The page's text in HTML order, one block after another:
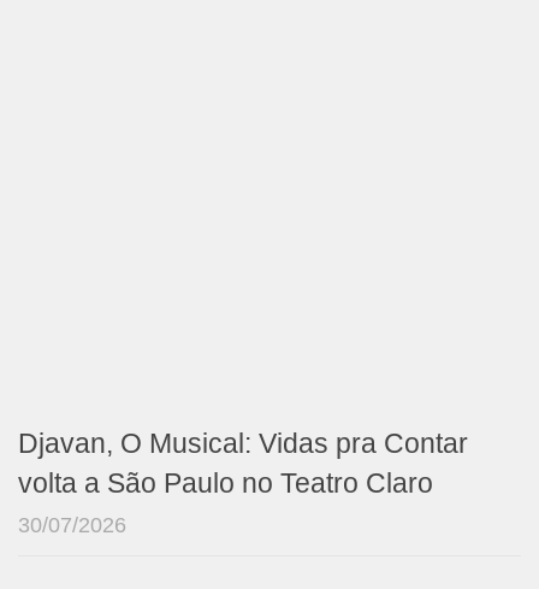
Djavan, O Musical: Vidas pra Contar
volta a São Paulo no Teatro Claro
30/07/2026